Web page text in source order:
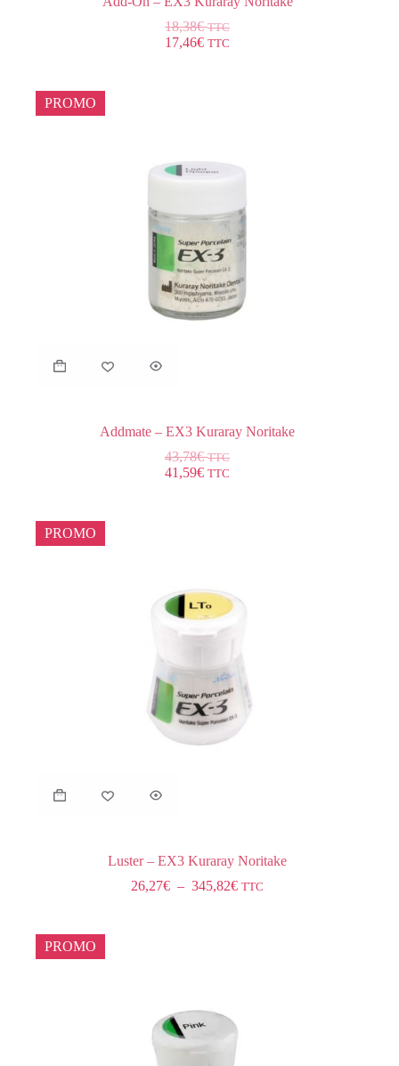
18,38€ TTC
17,46€ TTC
PROMO
Addmate – EX3 Kuraray Noritake
43,78€ TTC
41,59€ TTC
PROMO
Luster – EX3 Kuraray Noritake
26,27€ – 345,82€ TTC
PROMO